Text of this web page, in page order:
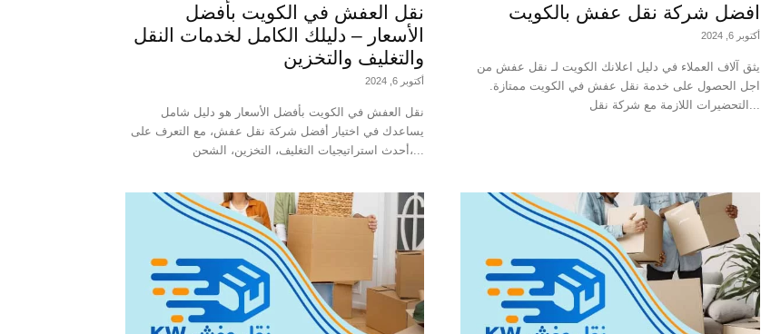
افضل شركة نقل عفش بالكويت
أكتوبر 6, 2024
يثق آلاف العملاء في دليل اعلانك الكويت لـ نقل عفش من
اجل الحصول على خدمة نقل عفش في الكويت ممتازة.
نقل العفش في الكويت بأفضل
الأسعار – دليلك الكامل لخدمات النقل
والتغليف والتخزين
أكتوبر 6, 2024
نقل العفش في الكويت بأفضل الأسعار هو دليل شامل
يساعدك في اختيار أفضل شركة نقل عفش، مع التعرف على
أحدث استراتيجيات التغليف، التخزين، الشحن،...